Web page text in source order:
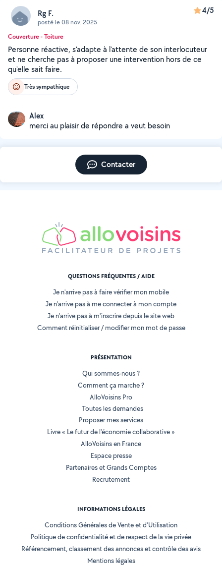
Rg F.
posté le 08 nov. 2025
4/5
Couverture - Toiture
Personne réactive, s'adapte à l'attente de son interlocuteur
et ne cherche pas à proposer une intervention hors de ce
qu'elle sait faire.
Très sympathique
Alex
merci au plaisir de répondre a veut besoin
Contacter
QUESTIONS FRÉQUENTES / AIDE
Je n'arrive pas à faire vérifier mon mobile
Je n'arrive pas à me connecter à mon compte
Je n'arrive pas à m'inscrire depuis le site web
Comment réinitialiser / modifier mon mot de passe
PRÉSENTATION
Qui sommes-nous ?
Comment ça marche ?
AlloVoisins Pro
Toutes les demandes
Proposer mes services
Livre « Le futur de l'économie collaborative »
AlloVoisins en France
Espace presse
Partenaires et Grands Comptes
Recrutement
INFORMATIONS LÉGALES
Conditions Générales de Vente et d'Utilisation
Politique de confidentialité et de respect de la vie privée
Référencement, classement des annonces et contrôle des avis
Mentions légales